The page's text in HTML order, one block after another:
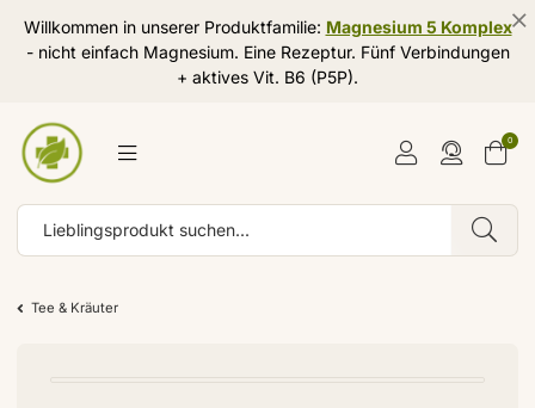
Willkommen in unserer Produktfamilie: Magnesium 5 Komplex
- nicht einfach Magnesium. Eine Rezeptur. Fünf Verbindungen
+ aktives Vit. B6 (P5P).
0
Tee & Kräuter